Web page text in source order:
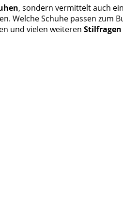
, sondern vermittelt auch
Schuhe passen zum
und vielen weiteren Stilfragen